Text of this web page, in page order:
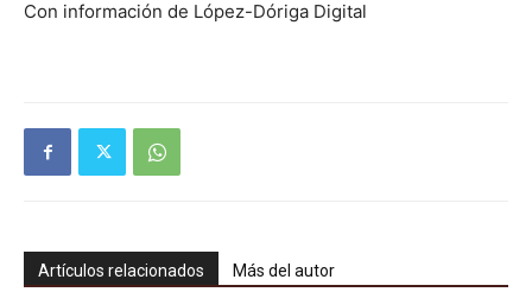
Con información de López-Dóriga Digital
Artículos relacionados Más del autor